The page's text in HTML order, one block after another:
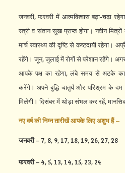
जनवरी, फरवरी में आत्मविश्वास बढ़ा-चढ़ा
स्त्री व संतान सुख प्राप्त होगा। नवीन
मार्च स्वास्थ्य की दृष्टि से कष्टदायी
रहेंगे। जून, जुलाई में रोगों से परेशान रहेंगे।
आपके पक्ष का रहेगा, लंबे समय से अटके
करेंगे। अपने बुद्धि चातुर्य और परिश्रम के दम
मिलेगी। दिसंबर में थोड़ा संभल कर रहें,
नए वर्ष की निम्न तारीखें आपके लिए अशुभ हैं –
जनवरी– 7, 8, 9, 17, 18, 19, 26, 27, 28
फरवरी– 4, 5, 13, 14, 15, 23, 24